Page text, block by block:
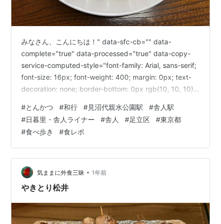
みなさん、こんにちは！" data-sfc-cb="" data-
complete="true" data-processed="true" data-copy-
service-computed-style="font-family: Arial, sans-serif;
font-size: 16px; font-weight: 400; margin: 0px; text-
decoration: none; border-bottom: 0px rgb(10, 10, 10);"
つ 和行」さんでランチをしてきたので、その模様をレポ
ートし…
#とんかつ #和行 #見沼代親水公園駅 #舎人駅
#日暮里・舎人ライナー #舎人 #足立区 #東京都
#食べ歩き #食レポ
気ままに外食三昧 • 1年前
やきとり松井